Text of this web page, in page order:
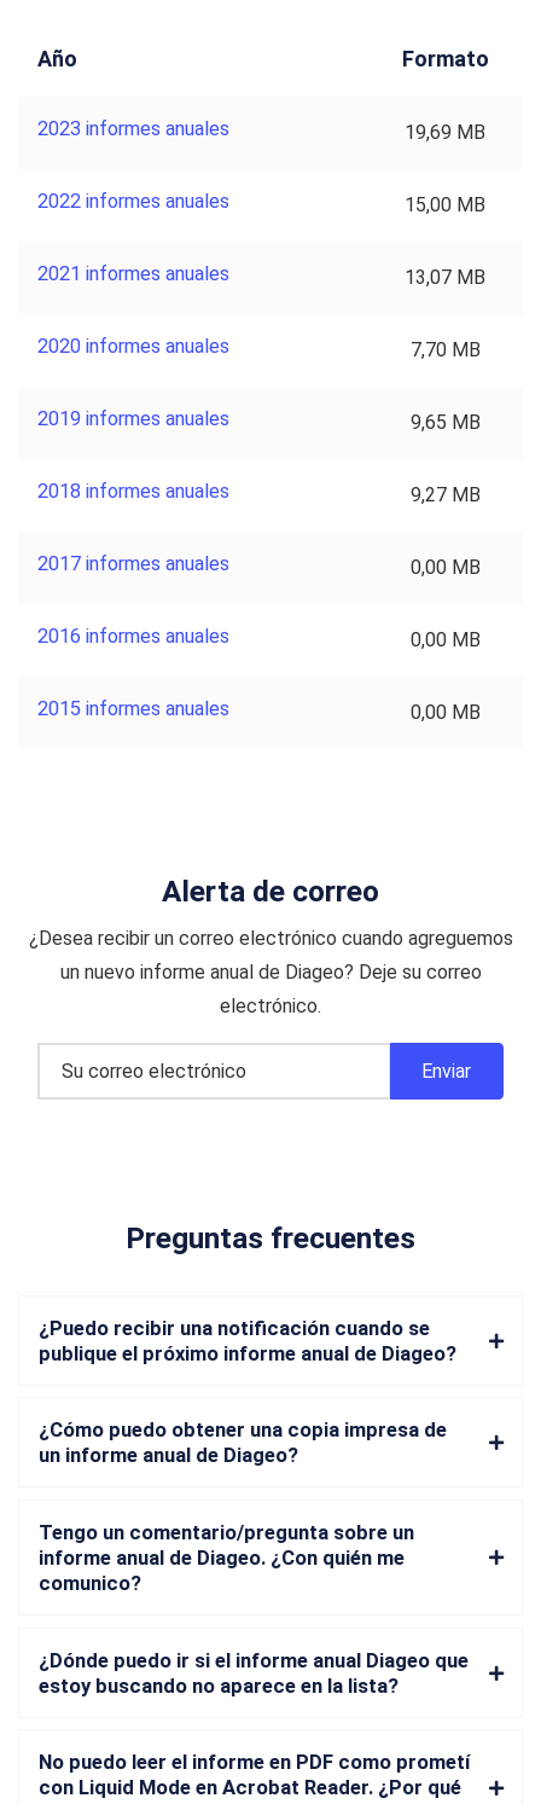
Año Formato
2023 informes anuales 19,69 MB
2022 informes anuales 15,00 MB
2021 informes anuales 13,07 MB
2020 informes anuales 7,70 MB
2019 informes anuales 9,65 MB
2018 informes anuales 9,27 MB
2017 informes anuales 0,00 MB
2016 informes anuales 0,00 MB
2015 informes anuales 0,00 MB
Alerta de correo
¿Desea recibir un correo electrónico cuando agreguemos
un nuevo informe anual de Diageo? Deje su correo
electrónico.
Preguntas frecuentes
¿Puedo recibir una notificación cuando se
publique el próximo informe anual de Diageo?
¿Cómo puedo obtener una copia impresa de
un informe anual de Diageo?
Tengo un comentario/pregunta sobre un
informe anual de Diageo. ¿Con quién me
comunico?
¿Dónde puedo ir si el informe anual Diageo que
estoy buscando no aparece en la lista?
No puedo leer el informe en PDF como prometí
con Liquid Mode en Acrobat Reader. ¿Por qué